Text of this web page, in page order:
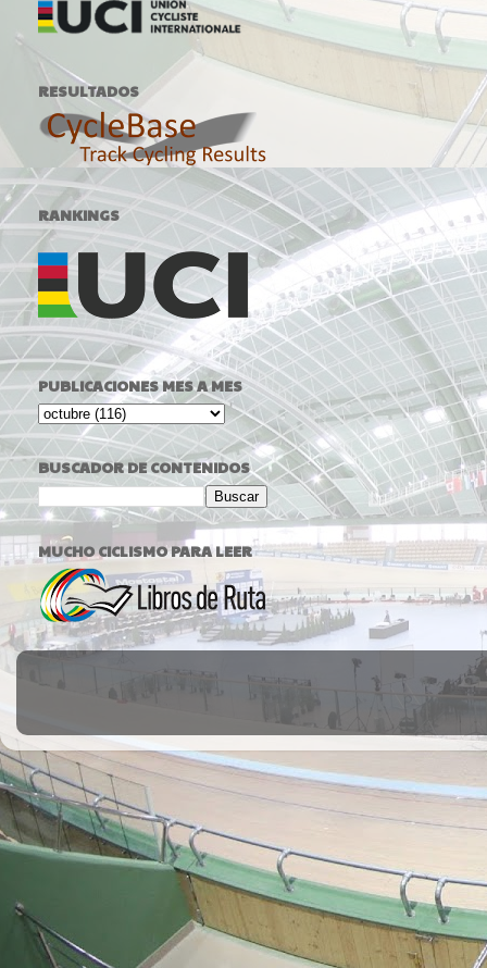
RESULTADOS
RANKINGS
PUBLICACIONES MES A MES
BUSCADOR DE CONTENIDOS
MUCHO CICLISMO PARA LEER